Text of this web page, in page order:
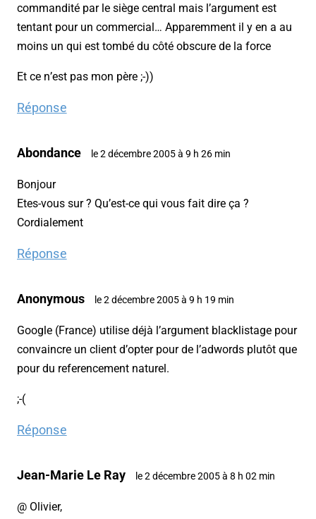
commandité par le siège central mais l’argument est
tentant pour un commercial… Apparemment il y en a au
moins un qui est tombé du côté obscure de la force
Et ce n’est pas mon père ;-))
Réponse
Abondance le 2 décembre 2005 à 9 h 26 min
Bonjour
Etes-vous sur ? Qu’est-ce qui vous fait dire ça ?
Cordialement
Réponse
Anonymous le 2 décembre 2005 à 9 h 19 min
Google (France) utilise déjà l’argument blacklistage pour
convaincre un client d’opter pour de l’adwords plutôt que
pour du referencement naturel.
;-(
Réponse
Jean-Marie Le Ray le 2 décembre 2005 à 8 h 02 min
@ Olivier,